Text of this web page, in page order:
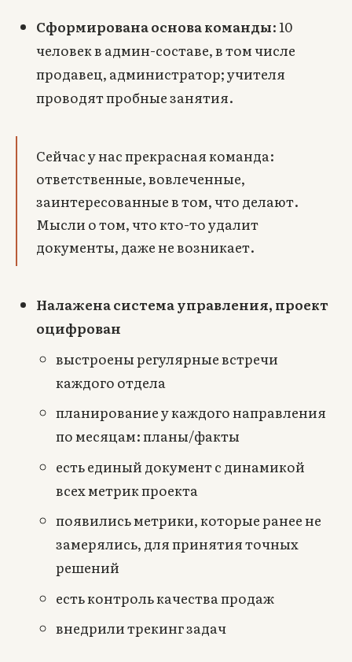
Сформирована основа команды: 10
человек в админ-составе, в том числе
продавец, администратор; учителя
проводят пробные занятия.
Сейчас у нас прекрасная команда:
ответственные, вовлеченные,
заинтересованные в том, что делают.
Мысли о том, что кто-то удалит
документы, даже не возникает.
Налажена система управления, проект
оцифрован
выстроены регулярные встречи
каждого отдела
планирование у каждого направления
по месяцам: планы/факты
есть единый документ с динамикой
всех метрик проекта
появились метрики, которые ранее не
замерялись, для принятия точных
решений
есть контроль качества продаж
внедрили трекинг задач